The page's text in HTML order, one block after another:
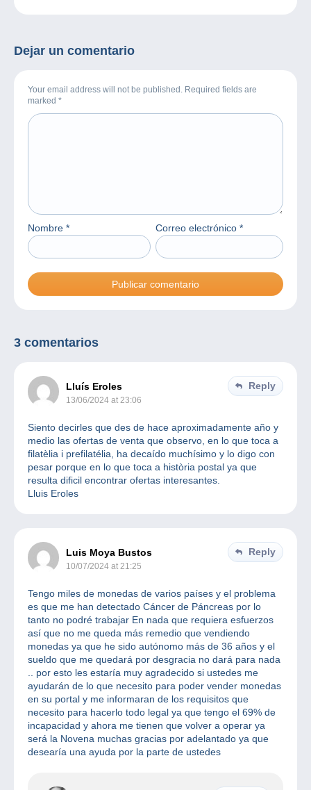
Dejar un comentario
Your email address will not be published. Required fields are
marked *
Nombre * Correo electrónico *
3 comentarios
Lluís Eroles
13/06/2024 at 23:06
Reply
Siento decirles que des de hace aproximadamente año y
medio las ofertas de venta que observo, en lo que toca a
filatèlia i prefilatélia, ha decaído muchísimo y lo digo con
pesar porque en lo que toca a història postal ya que
resulta dificil encontrar ofertas interesantes.
Lluis Eroles
Luis Moya Bustos
10/07/2024 at 21:25
Reply
Tengo miles de monedas de varios países y el problema
es que me han detectado Cáncer de Páncreas por lo
tanto no podré trabajar En nada que requiera esfuerzos
así que no me queda más remedio que vendiendo
monedas ya que he sido autónomo más de 36 años y el
sueldo que me quedará por desgracia no dará para nada
.. por esto les estaría muy agradecido si ustedes me
ayudarán de lo que necesito para poder vender monedas
en su portal y me informaran de los requisitos que
necesito para hacerlo todo legal ya que tengo el 69% de
incapacidad y ahora me tienen que volver a operar ya
será la Novena muchas gracias por adelantado ya que
desearía una ayuda por la parte de ustedes